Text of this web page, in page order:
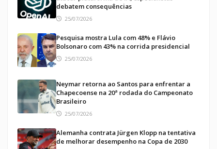
debatem consequências
25/07/2026
Pesquisa mostra Lula com 48% e Flávio
Bolsonaro com 43% na corrida presidencial
25/07/2026
Neymar retorna ao Santos para enfrentar a
Chapecoense na 20ª rodada do Campeonato
Brasileiro
25/07/2026
Alemanha contrata Jürgen Klopp na tentativa
de melhorar desempenho na Copa de 2030